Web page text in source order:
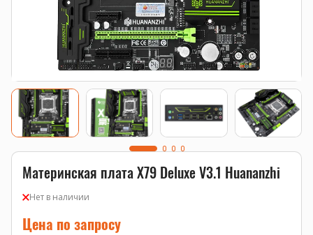
Материнская плата X79 Deluxe V3.1 Huananzhi
Нет в наличии
Цена по запросу